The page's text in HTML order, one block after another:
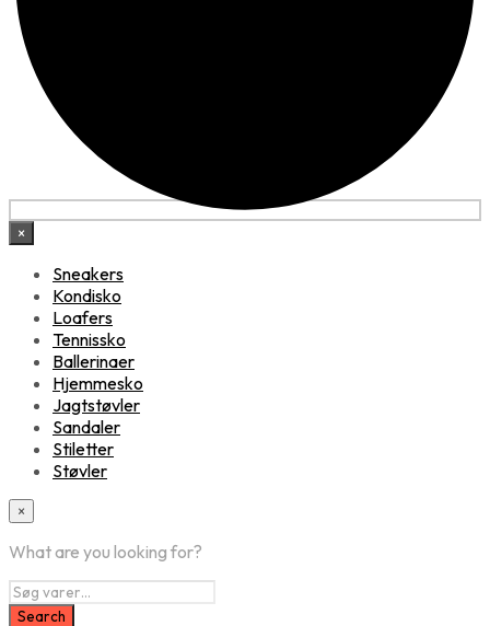
×
Sneakers
Kondisko
Loafers
Tennissko
Ballerinaer
Hjemmesko
Jagtstøvler
Sandaler
Stiletter
Støvler
×
What are you looking for?